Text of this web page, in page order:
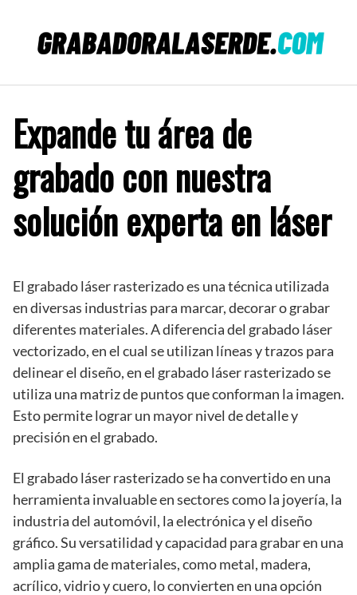
contenido
Expande tu área de
grabado con nuestra
solución experta en láser
El grabado láser rasterizado es una técnica utilizada
en diversas industrias para marcar, decorar o grabar
diferentes materiales. A diferencia del grabado láser
vectorizado, en el cual se utilizan líneas y trazos para
delinear el diseño, en el grabado láser rasterizado se
utiliza una matriz de puntos que conforman la imagen.
Esto permite lograr un mayor nivel de detalle y
precisión en el grabado.
El grabado láser rasterizado se ha convertido en una
herramienta invaluable en sectores como la joyería, la
industria del automóvil, la electrónica y el diseño
gráfico. Su versatilidad y capacidad para grabar en una
amplia gama de materiales, como metal, madera,
acrílico, vidrio y cuero, lo convierten en una opción